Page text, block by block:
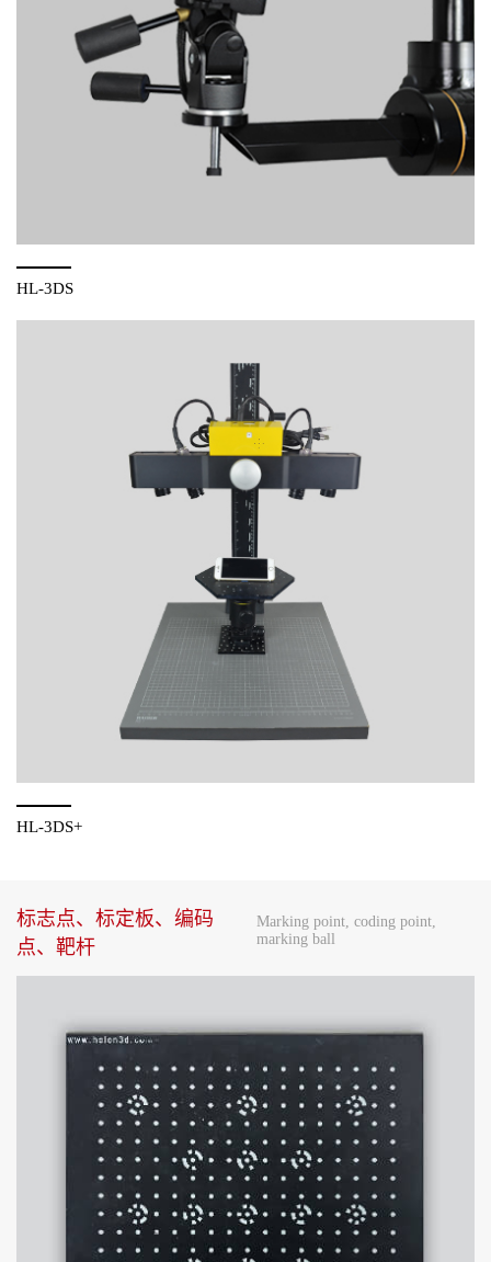
HL-3DS
HL-3DS+
标志点、标定板、编码
点、靶杆
Marking point, coding point,
marking ball